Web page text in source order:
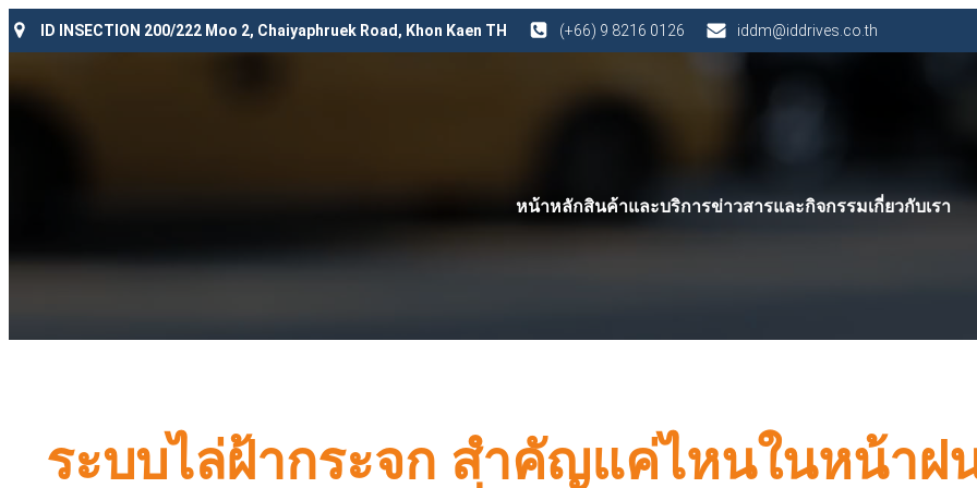
ID INSECTION 200/222 Moo 2, Chaiyaphruek Road, Khon Kaen TH (+66) 9 8216 0126 iddm@iddrives.co.th
หน้าหลักสินค้าและบริการข่าวสารและกิจกรรมเกี่ยวกับเรา
ระบบไล่ฝ้ากระจก สำคัญแค่ไหนในหน้าฝ